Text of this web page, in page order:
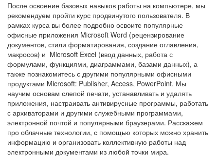
После освоение базовых навыков работы на компьютере, мы
рекомендуем пройти курс продвинутого пользователя. В
рамках курса вы более подробно освоите популярные
офисные приложения Microsoft Word (рецензирование
документов, стили форматирования, создание оглавления,
макросов) и Microsoft Excel (ввод данных, работа с
формулами, функциями, диаграммами, базами данных), а
также познакомитесь с другими популярными офисными
продуктами Microsoft: Publisher, Access, PowerPoint. Мы
научим основам слепой печати, устанавливать и удалять
приложения, настраивать антивирусные программы, работать
с архиваторами и другими служебными программами,
электронной почтой и популярными браузерами. Расскажем
про облачные технологии, с помощью которых можно хранить
информацию и организовать коллективную работы над
электронными документами из любой точки мира.